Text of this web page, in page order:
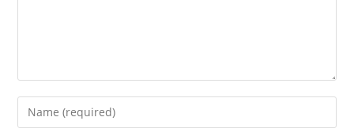
Enter
your